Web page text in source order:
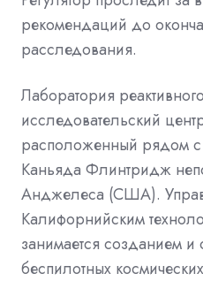
рекомендаций до
расследования.
Лаборатория
исследовательский
расположенный рядом
Каньяда Флинтридж
Анджелеса (США).
Калифорнийским
занимается созданием
беспилотных